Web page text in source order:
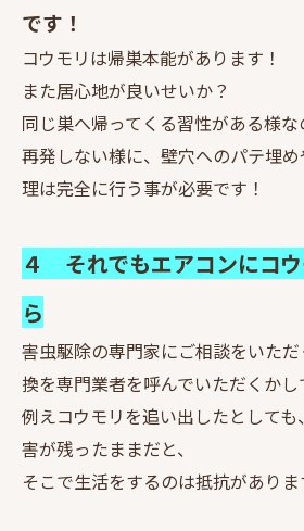
です！
コウモリは帰巣本能があります！
また居心地が良いせいか？
同じ巣へ帰ってくる習性がある様な
再発しない様に、壁穴へのパテ埋
理は完全に行う事が必要です！
４ それでもエアコンにコ
ら
害虫駆除の専門家にご相談をいた
換を専門業者を呼んでいただくかし
例えコウモリを追い出したとして
害が残ったままだと、
そこで生活をするのは抵抗があり